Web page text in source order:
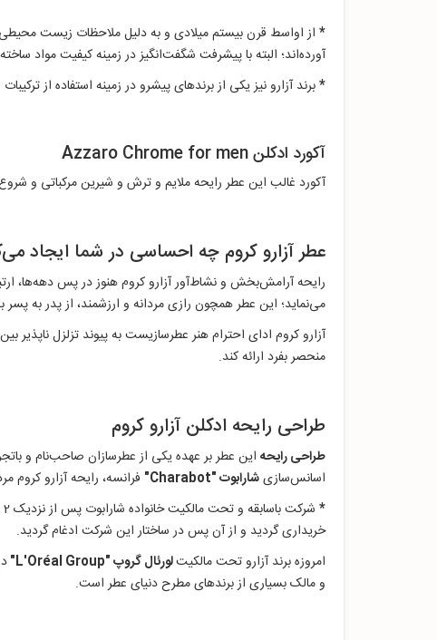
* از اواسط قرن بیستم میلادی و به دلیل ملاحظات زیست محیطی
آورده‌اند؛ البته با پیشرفت شگفت‌انگیز در زمینه کیفیت مواد
*برند آزارو نیز یکی از برندهای پیشرو در زمینه استفاده از
آکورد ادکلن Azzaro Chrome for men
آکورد غالب این عطر رایحه ملایم و ترش و شیرین مرکباتی و
عطر آزارو كروم چه احساسی در شما ایجاد
رایحه آرامش‌بخش و نشاط‌آور آزارو کروم هنوز در پس دهه‌ها،
می‌نماید؛ این عطر همچون رازی مردانه و ارزشمند، از پدر به پسر
آزارو کروم ادای احترام هنر عطرسازیست به پیوند تزلزل
منحصر بفرد ارائه کند.
طراحی رایحه ادکلن آزارو كروم
طراحی رایحه این عطر بر عهده یکی از عطرسازان صاحب‌نام و
اسانس‌سازیشارابوت "Charabot"
فرانسه، رایحه آزارو کروم
* شرکت باسابقه و تحت مالکیت خانواده شارابوت پس از نزدیک 2 قرن تولید مستمر اسانس و مواد شیمیایی، در سال 2007 میلادی توسط شرکت اسانس‌سازی
خریداری گردید و از آن پس در ساختار این شرکت ادغام گردید.
امروزه برند آزارو تحت مالکیتلورئال گروپ "L'Oréal Group"
و مالک بسیاری از برندهای مطرح دنیای عطر است.